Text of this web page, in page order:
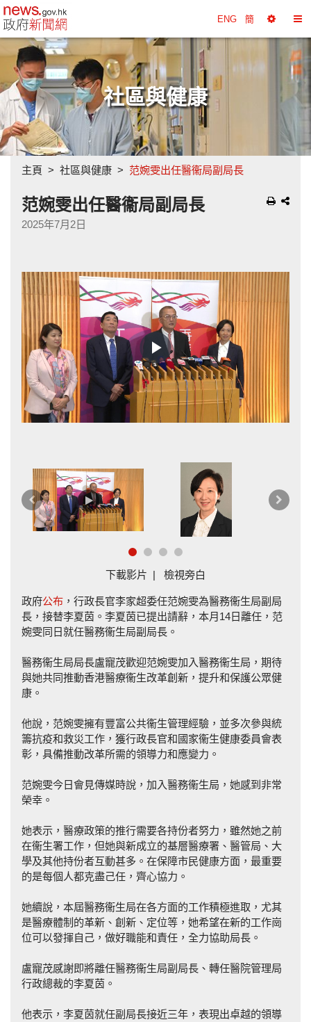
政府新聞網主頁 ENG 簡
擇
換
目
錄
社區與健康
主頁 社區與健康 范婉雯出任醫衞局副局長
范婉雯出任醫衞局副局長
2025年7月2日
Play
Video
下
一
上
一
篇
下載影片 | 檢視旁白
政府公布 ，行政長官李家超委任范婉雯為醫務衞生局副局
長，接替李夏茵。李夏茵已提出請辭，本月14日離任，范
婉雯同日就任醫務衞生局副局長。
醫務衞生局局長盧寵茂歡迎范婉雯加入醫務衞生局，期待
與她共同推動香港醫療衞生改革創新，提升和保護公眾健
康。
他說，范婉雯擁有豐富公共衞生管理經驗，並多次參與統
籌抗疫和救災工作，獲行政長官和國家衞生健康委員會表
彰，具備推動改革所需的領導力和應變力。
范婉雯今日會見傳媒時說，加入醫務衞生局，她感到非常
榮幸。
她表示，醫療政策的推行需要各持份者努力，雖然她之前
在衞生署工作，但她與新成立的基層醫療署、醫管局、大
學及其他持份者互動甚多。在保障市民健康方面，最重要
的是每個人都克盡己任，齊心協力。
她續說，本屆醫務衞生局在各方面的工作積極進取，尤其
是醫療體制的革新、創新、定位等，她希望在新的工作崗
位可以發揮自己，做好職能和責任，全力協助局長。
盧寵茂感謝即將離任醫務衞生局副局長、轉任醫院管理局
行政總裁的李夏茵。
他表示，李夏茵就任副局長接近三年，表現出卓越的領導